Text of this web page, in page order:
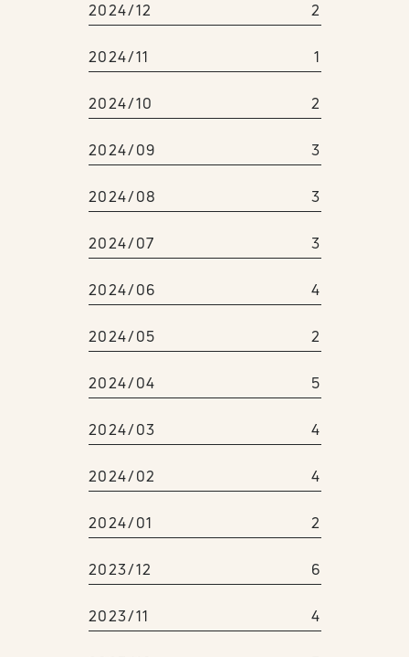
2024/12 2
2024/11 1
2024/10 2
2024/09 3
2024/08 3
2024/07 3
2024/06 4
2024/05 2
2024/04 5
2024/03 4
2024/02 4
2024/01 2
2023/12 6
2023/11 4